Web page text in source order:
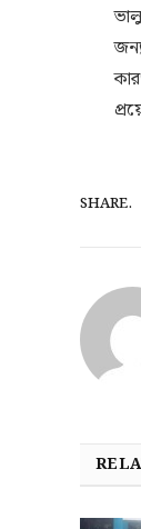
SHARE.